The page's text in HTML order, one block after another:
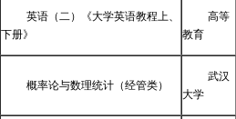
英语（二）《大学英语教程上、
下册》
高等
教育
概率论与数理统计（经管类）
武汉
大学